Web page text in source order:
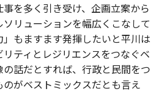
を多く引き受け、企画立案から
リューションを幅広くこなして
もますます発揮したいと平川は
ティとレジリエンスをつなぐベ
話だとすれば、行政と民間をつ
がベストミックスだとも言え